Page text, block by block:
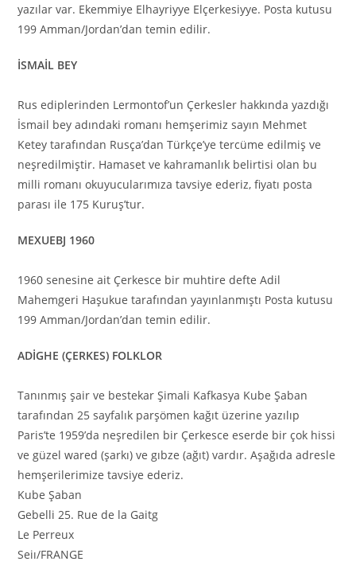
yazılar var. Ekemmiye Elhayriyye Elçerkesiyye. Posta kutusu
199 Amman/Jordan’dan temin edilir.
İSMAİL BEY
Rus ediplerinden Lermontof’un Çerkesler hakkında yazdığı
İsmail bey adındaki romanı hemşerimiz sayın Mehmet
Ketey tarafından Rusça’dan Türkçe’ye tercüme edilmiş ve
neşredilmiştir. Hamaset ve kahramanlık belirtisi olan bu
milli romanı okuyucularımıza tavsiye ederiz, fiyatı posta
parası ile 175 Kuruş’tur.
MEXUEBJ 1960
1960 senesine ait Çerkesce bir muhtire defte Adil
Mahemgeri Haşukue tarafından yayınlanmıştı Posta kutusu
199 Amman/Jordan’dan temin edilir.
ADİGHE (ÇERKES) FOLKLOR
Tanınmış şair ve bestekar Şimali Kafkasya Kube Şaban
tarafından 25 sayfalık parşömen kağıt üzerine yazılıp
Paris’te 1959’da neşredilen bir Çerkesce eserde bir çok hissi
ve güzel wared (şarkı) ve gıbze (ağıt) vardır. Aşağıda adresle
hemşerilerimize tavsiye ederiz.
Kube Şaban
Gebelli 25. Rue de la Gaitg
Le Perreux
Seiı/FRANGE